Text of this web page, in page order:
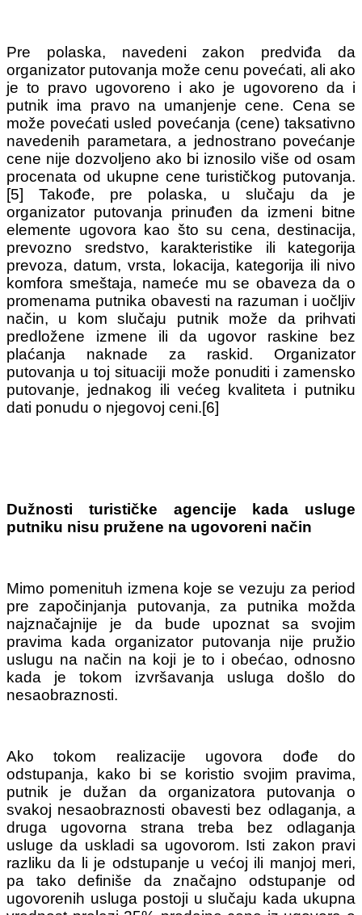
Pre polaska, navedeni zakon predviđa da
organizator putovanja može cenu povećati, ali ako
je to pravo ugovoreno i ako je ugovoreno da i
putnik ima pravo na umanjenje cene. Cena se
može povećati usled povećanja (cene) taksativno
navedenih parametara, a jednostrano povećanje
cene nije dozvoljeno ako bi iznosilo više od osam
procenata od ukupne cene turističkog putovanja.
[5] Takođe, pre polaska, u slučaju da je
organizator putovanja prinuđen da izmeni bitne
elemente ugovora kao što su cena, destinacija,
prevozno sredstvo, karakteristike ili kategorija
prevoza, datum, vrsta, lokacija, kategorija ili nivo
komfora smeštaja, nameće mu se obaveza da o
promenama putnika obavesti na razuman i uočljiv
način, u kom slučaju putnik može da prihvati
predložene izmene ili da ugovor raskine bez
plaćanja naknade za raskid. Organizator
putovanja u toj situaciji može ponuditi i zamensko
putovanje, jednakog ili većeg kvaliteta i putniku
dati ponudu o njegovoj ceni.[6]
Dužnosti turističke agencije kada usluge
putniku nisu pružene na ugovoreni način
Mimo pomenituh izmena koje se vezuju za period
pre započinjanja putovanja, za putnika možda
najznačajnije je da bude upoznat sa svojim
pravima kada organizator putovanja nije pružio
uslugu na način na koji je to i obećao, odnosno
kada je tokom izvršavanja usluga došlo do
nesaobraznosti.
Ako tokom realizacije ugovora dođe do
odstupanja, kako bi se koristio svojim pravima,
putnik je dužan da organizatora putovanja o
svakoj nesaobraznosti obavesti bez odlaganja, a
druga ugovorna strana treba bez odlaganja
usluge da uskladi sa ugovorom. Isti zakon pravi
razliku da li je odstupanje u većoj ili manjoj meri,
pa tako definiše da značajno odstupanje od
ugovorenih usluga postoji u slučaju kada ukupna